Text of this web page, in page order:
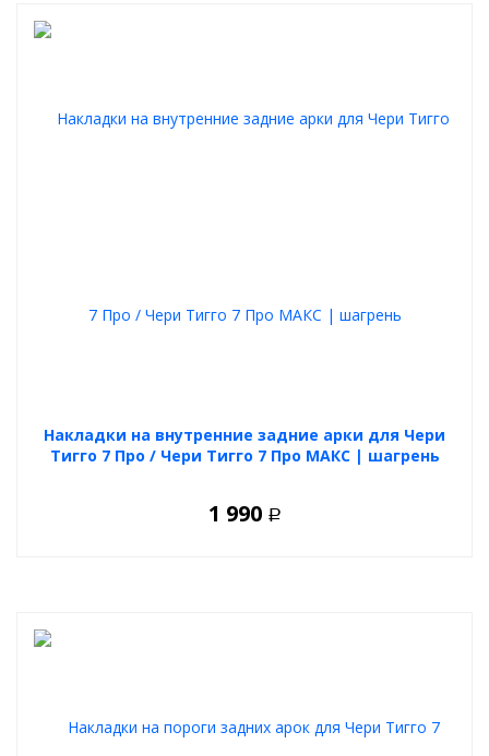
Накладки на внутренние задние арки для Чери
Тигго 7 Про / Чери Тигго 7 Про МАКС | шагрень
1 990 Р